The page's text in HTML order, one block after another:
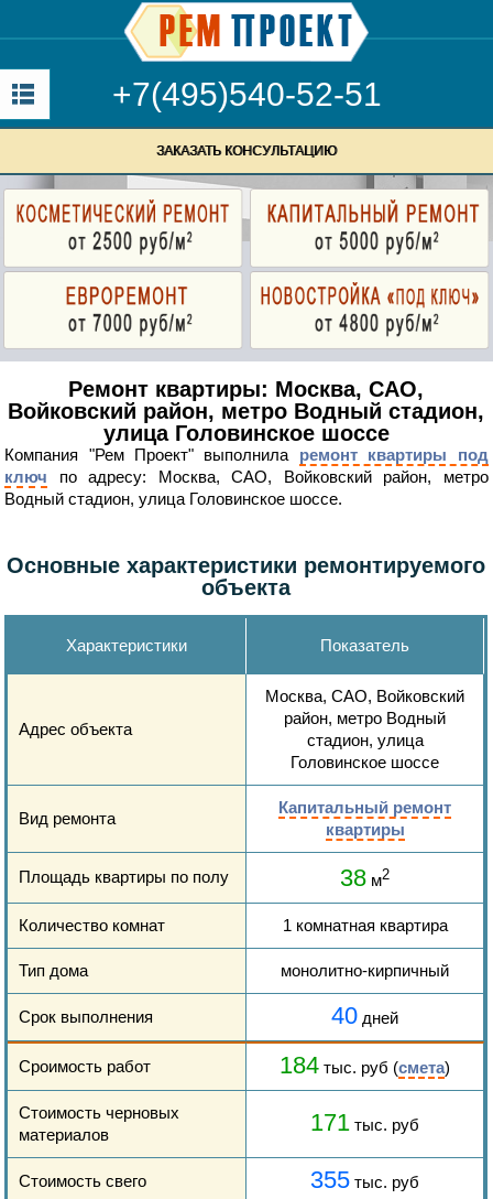
+7(495)540-52-51
ЗАКАЗАТЬ КОНСУЛЬТАЦИЮ
Ремонт квартиры: Москва, САО,
Войковский район, метро Водный стадион,
улица Головинское шоссе
Компания "Рем Проект" выполнила ремонт квартиры под
ключ по адресу: Москва, САО, Войковский район, метро
Водный стадион, улица Головинское шоссе.
Основные характеристики ремонтируемого
объекта
Характеристики Показатель
Адрес объекта
Москва, САО, Войковский
район, метро Водный
стадион, улица
Головинское шоссе
Вид ремонта
Капитальный ремонт
квартиры
Площадь квартиры по полу 38 м2
Количество комнат 1 комнатная квартира
Тип дома монолитно-кирпичный
Срок выполнения 40 дней
Сроимость работ 184 тыс. руб (смета)
Стоимость черновых
материалов
171 тыс. руб
Стоимость свего 355 тыс. руб